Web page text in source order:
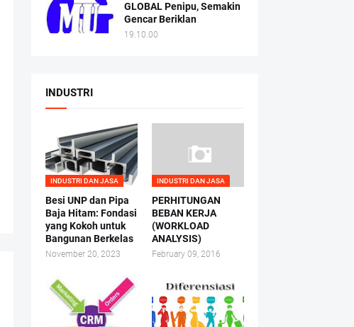
GLOBAL Penipu, Semakin
Gencar Beriklan
19.10.00
INDUSTRI
INDUSTRI DAN JASA
Besi UNP dan Pipa
Baja Hitam: Fondasi
yang Kokoh untuk
Bangunan Berkelas
November 20, 2023
INDUSTRI DAN JASA
PERHITUNGAN
BEBAN KERJA
(WORKLOAD
ANALYSIS)
February 09, 2016